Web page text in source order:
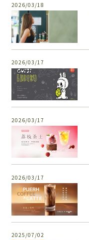
2026/03/18
2026/03/17
2026/03/17
2026/03/17
2025/07/02